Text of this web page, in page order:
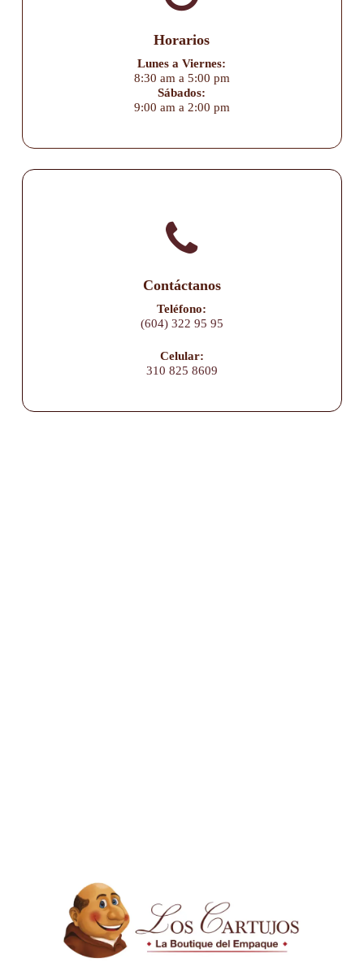
Horarios
Lunes a Viernes:
8:30 am a 5:00 pm
Sábados:
9:00 am a 2:00 pm
Contáctanos
Teléfono:
(604) 322 95 95
Celular:
310 825 8609